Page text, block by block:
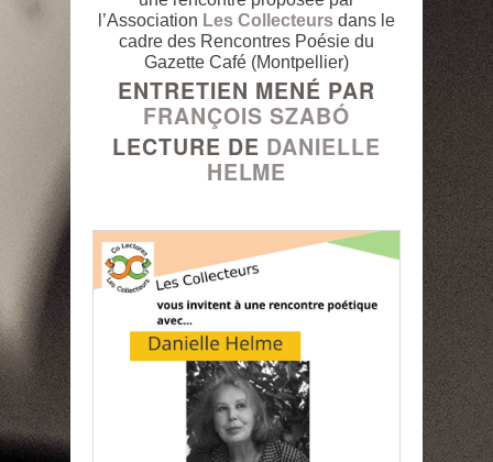
l’Association Les Collecteurs dans le
cadre des Rencontres Poésie du
Gazette Café (Montpellier)
ENTRETIEN MENÉ PAR
FRANÇOIS SZABÓ
LECTURE DE DANIELLE
HELME